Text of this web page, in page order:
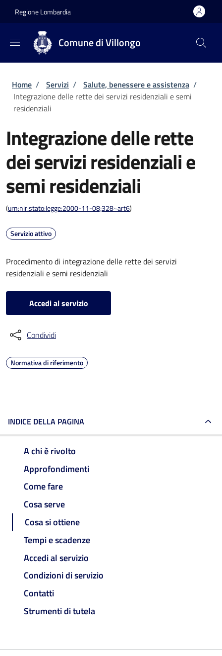
Regione Lombardia
Comune di Villongo
Briciole di pane
Home / Servizi / Salute, benessere e assistenza /
Integrazione delle rette dei servizi residenziali e semi
residenziali
Integrazione delle rette
dei servizi residenziali e
semi residenziali
(urn:nir:stato:legge:2000-11-08;328~art6)
Servizio attivo
Procedimento di integrazione delle rette dei servizi
residenziali e semi residenziali
Accedi al servizio
Condividi
Normativa di riferimento
INDICE DELLA PAGINA
A chi è rivolto
Approfondimenti
Come fare
Cosa serve
Cosa si ottiene
Tempi e scadenze
Accedi al servizio
Condizioni di servizio
Contatti
Strumenti di tutela